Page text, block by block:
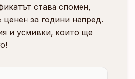
става спомен,
за години напред.
и усмивки, които ще